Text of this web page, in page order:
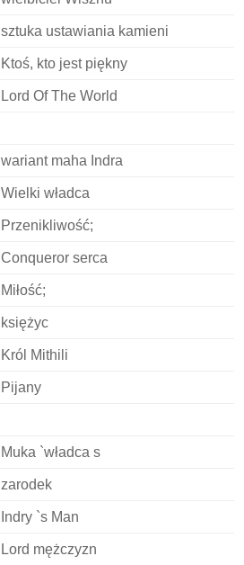
sztuka ustawiania kamieni
Ktoś, kto jest piękny
Lord Of The World
wariant maha Indra
Wielki władca
Przenikliwość;
Conqueror serca
Miłość;
księżyc
Król Mithili
Pijany
Muka `władca s
zarodek
Indry `s Man
Lord mężczyzn